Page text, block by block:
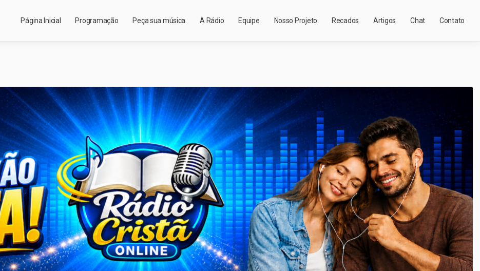
Página Inicial Programação Peça sua música A Rádio Equipe Nosso Projeto Recados Artigos Chat Contato